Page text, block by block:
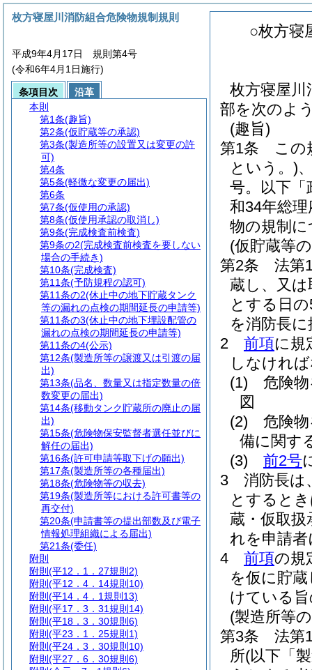
○枚方寝
枚方寝屋川
部を次のよ
(趣旨)
第1条
この
という。)
号。以下「
和34年総
物の規制
(仮貯蔵等
第2条
法第
蔵し、又
とする日
を消防長
2
前項に規
しなけれ
(1)
危険
図
(2)
危険
備に関す
(3)
前2号
3
消防長は
とすると
蔵・仮取扱
れを申請
4
前項の規
を仮に貯
けている
(製造所等
第3条
法第
所(以下「
枚方寝屋川消防組合危険物規制規則
平成9年4月17日 規則第4号
(令和6年4月1日施行)
条項目次
沿革
本則
第1条(趣旨)
第2条(仮貯蔵等の承認)
第3条(製造所等の設置又は変更の許
可)
第4条
第5条(軽微な変更の届出)
第6条
第7条(仮使用の承認)
第8条(仮使用承認の取消し)
第9条(完成検査前検査)
第9条の2(完成検査前検査を要しない
場合の手続き)
第10条(完成検査)
第11条(予防規程の認可)
第11条の2(休止中の地下貯蔵タンク
等の漏れの点検の期間延長の申請等)
第11条の3(休止中の地下埋設配管の
漏れの点検の期間延長の申請等)
第11条の4(公示)
第12条(製造所等の譲渡又は引渡の届
出)
第13条(品名、数量又は指定数量の倍
数変更の届出)
第14条(移動タンク貯蔵所の廃止の届
出)
第15条(危険物保安監督者選任並びに
解任の届出)
第16条(許可申請等取下げの願出)
第17条(製造所等の各種届出)
第18条(危険物等の収去)
第19条(製造所等における許可書等の
再交付)
第20条(申請書等の提出部数及び電子
情報処理組織による届出)
第21条(委任)
附則
附則 (平12．1．27規則2)
附則 (平12．4．14規則10)
附則 (平14．4．1規則13)
附則 (平17．3．31規則14)
附則 (平18．3．30規則6)
附則 (平23．1．25規則1)
附則 (平24．3．30規則10)
附則 (平27．6．30規則6)